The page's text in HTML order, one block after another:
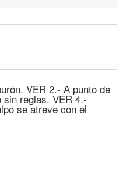
VER 2.- A punto de
sin reglas. VER 4.-
se atreve con el